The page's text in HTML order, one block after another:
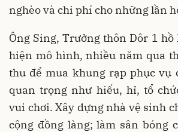
nghèo và chi phí cho những lần
Ông Sing, Trưởng thôn Dôr 1
hiện mô hình, nhiều năm qua
thu để mua khung rạp phục vụ
quan trọng như hiếu, hỉ, tổ
vui chơi. Xây dựng nhà vệ sinh
cộng đồng làng; làm sân bóng